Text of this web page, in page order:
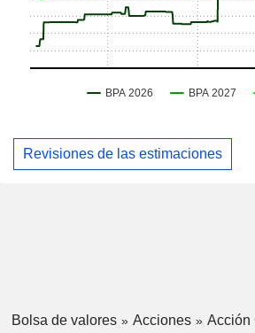
Revisiones de las estimaciones
Bolsa de valores Acciones Acción